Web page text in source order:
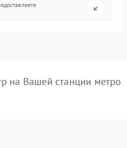
на Вашей станции метро